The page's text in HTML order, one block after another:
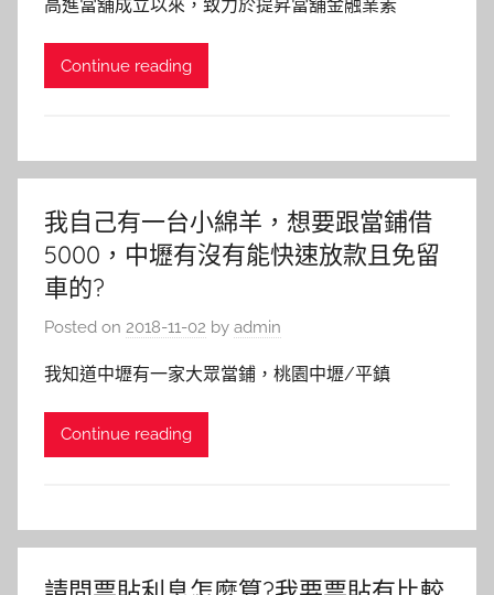
高進當舖成立以來，致力於提昇當舖金融業素
Continue reading
我自己有一台小綿羊，想要跟當鋪借
5000，中壢有沒有能快速放款且免留
車的?
Posted on 2018-11-02 by admin
我知道中壢有一家大眾當鋪，桃園中壢/平鎮
Continue reading